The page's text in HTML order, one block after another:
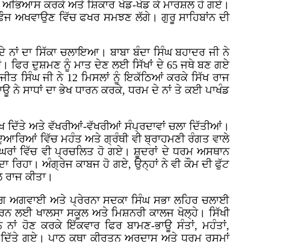
ਕਰਕੇ ਅਤੇ ਸ਼ਿਕਾਰ ਖੇਡ-ਖੇਡ ਕੇ ਮਾਰਸ਼ਲ ਹੋ ਗਏ।
ਅਖਵਾਉਣ ਵਿੱਚ ਫਖਰ ਸਮਝਣ ਲੱਗੇ। ਗੁਰੂ ਸਾਹਿਬਾਂਨ ਦੀ
ਦਾ ਸਿੱਕਾ ਚਲਾਇਆ। ਬਾਬਾ ਬੰਦਾ ਸਿੰਘ ਬਹਾਦਰ ਜੀ ਨੇ
ਫਿਰ ਦੁਸ਼ਮਣ ਨੂੰ ਮਾਤ ਦੇਣ ਲਈ ਸਿੱਖਾਂ ਦੇ 65 ਜਥੇ ਬਣ ਗਏ
ਸਿੰਘ ਜੀ ਨੇ 12 ਮਿਸਲਾਂ ਨੂੰ ਇਕੱਠਿਆਂ ਕਰਕੇ ਸਿੱਖ ਰਾਜ
ਨੇ ਸਾਧਾਂ ਦਾ ਭੇਖ ਧਾਰਨ ਕਰਕੇ, ਧਰਮ ਦੇ ਨਾਂ ਤੇ ਕਈ ਪਾਖੰਡ
ਦਿੱਤੇ ਅਤੇ ਵੱਖਰੀਆਂ-ਵੱਖਰੀਆਂ ਸੰਪ੍ਰਦਾਵਾਂ ਚਲਾ ਦਿੱਤੀਆਂ।
ਵਿੱਚ ਮਹੰਤ ਅਤੇ ਗ੍ਰੰਥੀ ਵੀ ਬ੍ਰਾਹਮਣੀ ਰੰਗਤ ਵਾਲੇ
ਵਿੱਚ ਵੀ ਪ੍ਰਚਲਿਤ ਹੋ ਗਏ। ਸ਼ੂਦਰਾਂ ਦੇ ਧਰਮ ਅਸਥਾਨ
ਰਿਹਾ। ਅੰਗ੍ਰੇਜ ਕਾਬਜ ਹੋ ਗਏ, ਉਨ੍ਹਾਂ ਨੇ ਵੀ ਕੌਮ ਦੀ ਫੁੱਟ
ਕੀਤਾ।
ਅਗਵਾਈ ਅਤੇ ਪ੍ਰੇਰਨਾ ਸਦਕਾ ਸਿੰਘ ਸਭਾ ਲਹਿਰ ਚਲਾਈ
ਲਈ ਖਾਲਸਾ ਸਕੂਲ ਅਤੇ ਮਿਸ਼ਨਰੀ ਕਾਲਜ ਖੋਲ੍ਹੇ। ਸਿੱਖੀ
ਹੋਣ ਕਰਕੇ ਇੱਕਵਾਰ ਫਿਰ ਬਾਮਣ-ਭਾਊ ਸੰਤਾਂ, ਮਹੰਤਾਂ,
ਗਏ। ਪਾਠ ਕਥਾ ਕੀਰਤਨ ਅਰਦਾਸ ਅਤੇ ਧਰਮ ਰਸਮਾਂ